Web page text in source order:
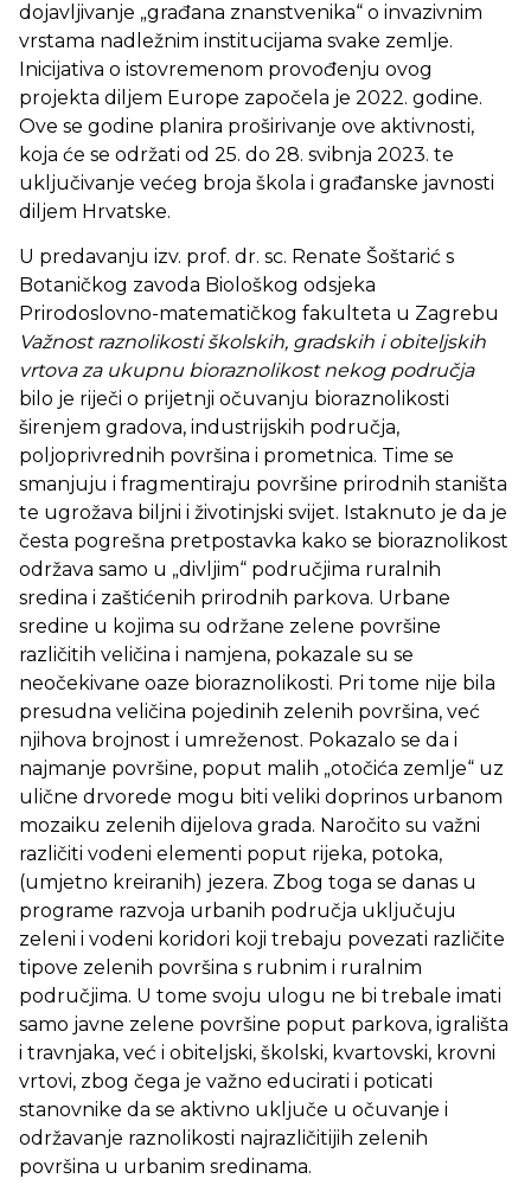
dojavljivanje „građana znanstvenika“ o invazivnim
vrstama nadležnim institucijama svake zemlje.
Inicijativa o istovremenom provođenju ovog
projekta diljem Europe započela je 2022. godine.
Ove se godine planira proširivanje ove aktivnosti,
koja će se održati od 25. do 28. svibnja 2023. te
uključivanje većeg broja škola i građanske javnosti
diljem Hrvatske.
U predavanju izv. prof. dr. sc. Renate Šoštarić s
Botaničkog zavoda Biološkog odsjeka
Prirodoslovno-matematičkog fakulteta u Zagrebu
Važnost raznolikosti školskih, gradskih i obiteljskih
vrtova za ukupnu bioraznolikost nekog područja
bilo je riječi o prijetnji očuvanju bioraznolikosti
širenjem gradova, industrijskih područja,
poljoprivrednih površina i prometnica. Time se
smanjuju i fragmentiraju površine prirodnih staništa
te ugrožava biljni i životinjski svijet. Istaknuto je da je
česta pogrešna pretpostavka kako se bioraznolikost
održava samo u „divljim“ područjima ruralnih
sredina i zaštićenih prirodnih parkova. Urbane
sredine u kojima su održane zelene površine
različitih veličina i namjena, pokazale su se
neočekivane oaze bioraznolikosti. Pri tome nije bila
presudna veličina pojedinih zelenih površina, već
njihova brojnost i umreženost. Pokazalo se da i
najmanje površine, poput malih „otočića zemlje“ uz
ulične drvorede mogu biti veliki doprinos urbanom
mozaiku zelenih dijelova grada. Naročito su važni
različiti vodeni elementi poput rijeka, potoka,
(umjetno kreiranih) jezera. Zbog toga se danas u
programe razvoja urbanih područja uključuju
zeleni i vodeni koridori koji trebaju povezati različite
tipove zelenih površina s rubnim i ruralnim
područjima. U tome svoju ulogu ne bi trebale imati
samo javne zelene površine poput parkova, igrališta
i travnjaka, već i obiteljski, školski, kvartovski, krovni
vrtovi, zbog čega je važno educirati i poticati
stanovnike da se aktivno uključe u očuvanje i
održavanje raznolikosti najrazličitijih zelenih
površina u urbanim sredinama.